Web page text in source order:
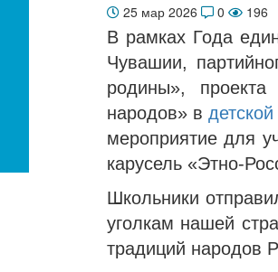
25 мар 2026 0 196
В рамках Года
Чувашии,
родины»,
народов» в
мероприятие для
карусель «Этно-
Школьники
уголкам нашей
традиций народов